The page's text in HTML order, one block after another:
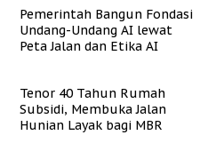
Pemerintah Bangun Fondasi
Undang-Undang AI lewat
Peta Jalan dan Etika AI
Tenor 40 Tahun Rumah
Subsidi, Membuka Jalan
Hunian Layak bagi MBR